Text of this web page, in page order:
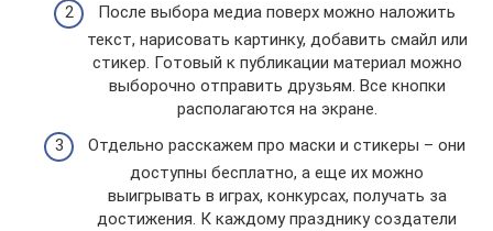
После выбора медиа поверх можно наложить
текст, нарисовать картинку, добавить смайл или
стикер. Готовый к публикации материал можно
выборочно отправить друзьям. Все кнопки
располагаются на экране.
Отдельно расскажем про маски и стикеры – они
доступны бесплатно, а еще их можно
выигрывать в играх, конкурсах, получать за
достижения. К каждому празднику создатели